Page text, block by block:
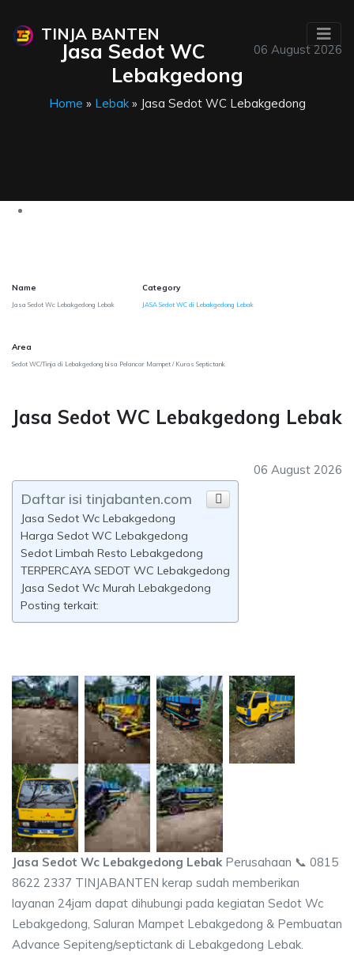
TINJA BANTEN
06 August 2026
Jasa Sedot WC
Lebakgedong
Home » Lebak» Jasa Sedot WC Lebakgedong
Name
Jasa Sedot Wc Lebakgedong Lebak
Category
JASA Sedot WC di Lebakgedong Lebak
Area
Sedot WC/Tinja di Lebakgedong bisa Pelancar Mampet / Kuras Septictank
Jasa Sedot WC Lebakgedong Lebak
06 August 2026
Daftar isi tinjabanten.com
Jasa Sedot Wc Lebakgedong
Harga Sedot WC Lebakgedong
Sedot Limbah Resto Lebakgedong
TERPERCAYA SEDOT WC Lebakgedong
Jasa Sedot Wc Murah Lebakgedong
Posting terkait:
Jasa Sedot Wc Lebakgedong Lebak Perusahaan 📞 0815
8622 2337 TINJABANTEN kerap sudah memberikan
layanan 24jam dapat dihubungi pada kegiatan Sedot Wc
Lebakgedong, Saluran Mampet Lebakgedong & Pembuatan
Advance Sepiteng/septictank di Lebakgedong Lebak.